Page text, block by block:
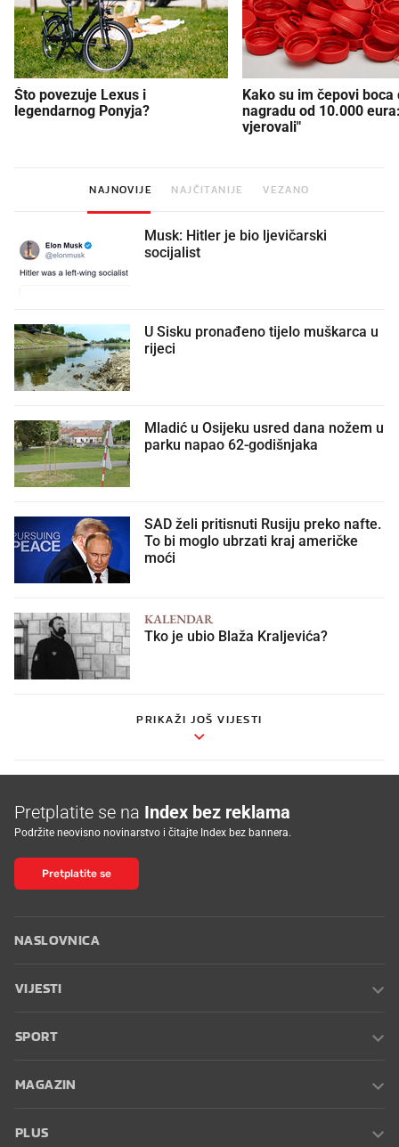
Što povezuje Lexus i
legendarnog Ponyja?
Kako su im čepovi boca
nagradu od 10.000
vjerovali"
NAJNOVIJE NAJČITANIJE VEZANO
Musk: Hitler je bio ljevičarski
socijalist
U Sisku pronađeno tijelo muškarca u
rijeci
Mladić u Osijeku usred dana nožem u
parku napao 62-godišnjaka
SAD želi pritisnuti Rusiju preko nafte.
To bi moglo ubrzati kraj američke
moći
KALENDAR
Tko je ubio Blaža Kraljevića?
PRIKAŽI JOŠ VIJESTI
Pretplatite se na Index bez reklama
Podržite neovisno novinarstvo i čitajte Index bez bannera.
Pretplatite se
NASLOVNICA
VIJESTI
SPORT
MAGAZIN
PLUS